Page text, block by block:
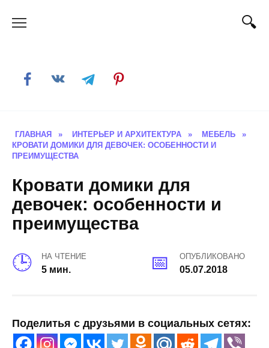
ГЛАВНАЯ » ИНТЕРЬЕР И АРХИТЕКТУРА » МЕБЕЛЬ
»
КРОВАТИ ДОМИКИ ДЛЯ ДЕВОЧЕК: ОСОБЕННОСТИ И
ПРЕИМУЩЕСТВА
Кровати домики для
девочек: особенности и
преимущества
НА ЧТЕНИЕ
5 мин.
ОПУБЛИКОВАНО
05.07.2018
Поделитья с друзьями в социальных сетях: